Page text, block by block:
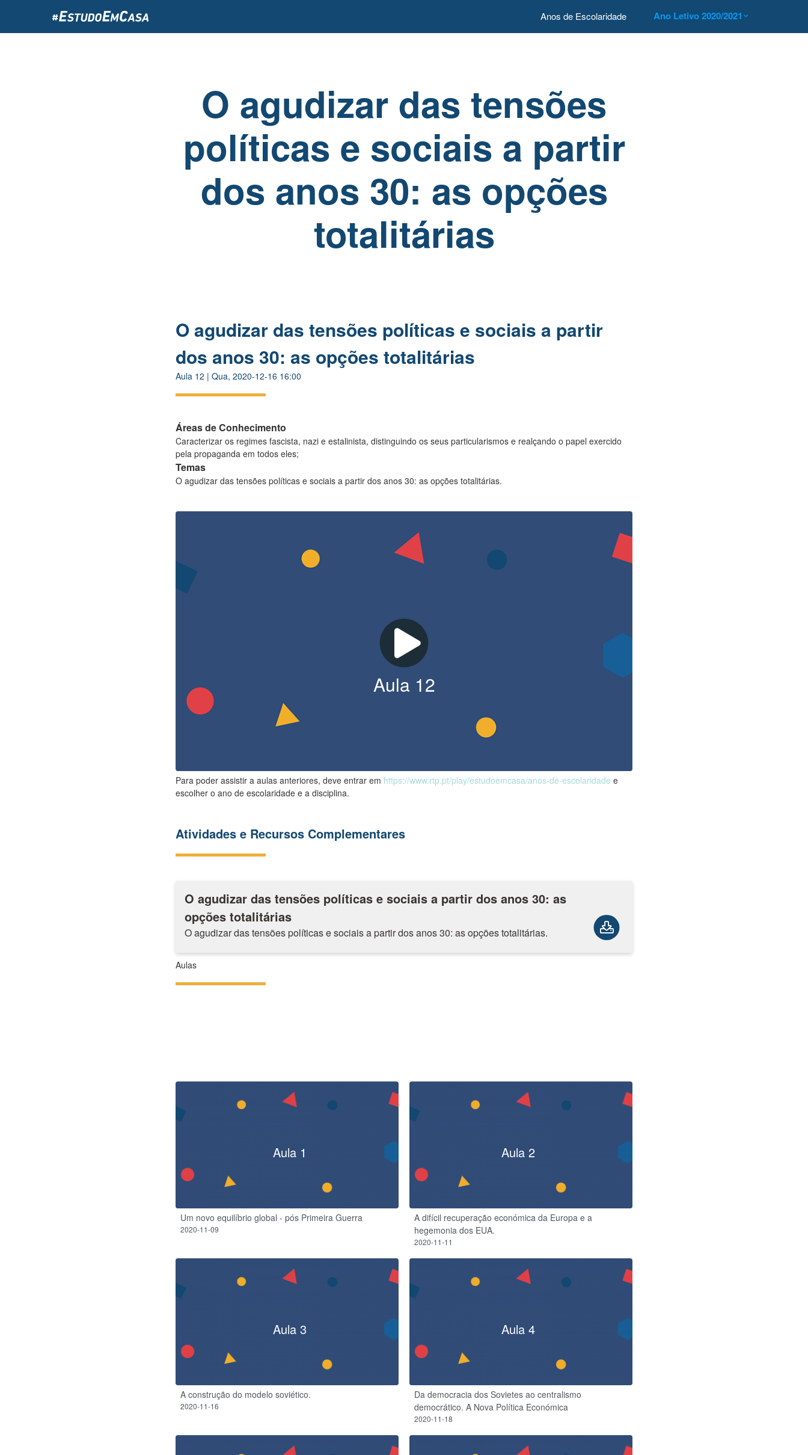
o
Anos de Escolaridade Ano Letivo 2020/2021
O agudizar das tensões
políticas e sociais a partir
dos anos 30: as opções
totalitárias
O agudizar das tensões políticas e sociais a partir
dos anos 30: as opções totalitárias
Aula 12 | Qua, 2020-12-16 16:00
Áreas de Conhecimento
Caracterizar os regimes fascista, nazi e estalinista, distinguindo os seus particularismos e realçando o papel exercido
pela propaganda em todos eles;
Temas
O agudizar das tensões políticas e sociais a partir dos anos 30: as opções totalitárias.
Aula 12
Para poder assistir a aulas anteriores, deve entrar em https://www.rtp.pt/play/estudoemcasa/anos-de-escolaridade e
escolher o ano de escolaridade e a disciplina.
Atividades e Recursos Complementares
O agudizar das tensões políticas e sociais a partir dos anos 30: as
opções totalitárias
O agudizar das tensões políticas e sociais a partir dos anos 30: as opções totalitárias.
Aulas
Aula 1
Um novo equilíbrio global - pós Primeira Guerra
2020-11-09
Aula 2
A difícil recuperação económica da Europa e a
hegemonia dos EUA.
2020-11-11
Aula 3
A construção do modelo soviético.​
2020-11-16
Aula 4
Da democracia dos Sovietes ao centralismo
democrático. A Nova Política Económica
2020-11-18